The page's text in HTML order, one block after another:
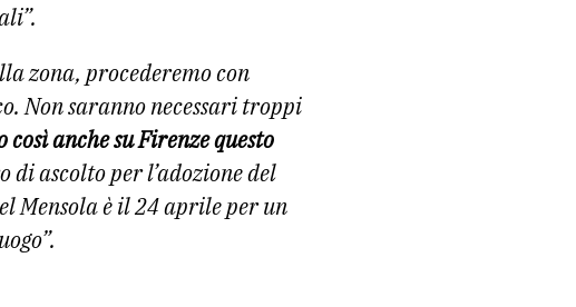
zona, procederemo con
Non saranno necessari troppi
anche su Firenze questo
di ascolto per l’adozione del
Mensola è il 24 aprile per un